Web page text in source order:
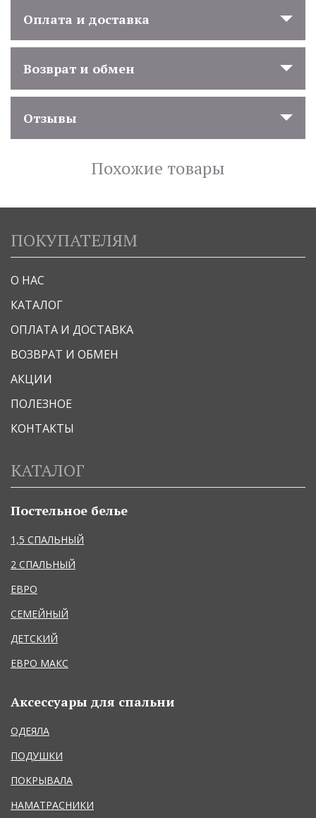
Оплата и доставка
Возврат и обмен
Отзывы
Похожие товары
ПОКУПАТЕЛЯМ
О НАС
КАТАЛОГ
ОПЛАТА И ДОСТАВКА
ВОЗВРАТ И ОБМЕН
АКЦИИ
ПОЛЕЗНОЕ
КОНТАКТЫ
КАТАЛОГ
Постельное белье
1,5 СПАЛЬНЫЙ
2 СПАЛЬНЫЙ
ЕВРО
СЕМЕЙНЫЙ
ДЕТСКИЙ
ЕВРО МАКС
Аксессуары для спальни
ОДЕЯЛА
ПОДУШКИ
ПОКРЫВАЛА
НАМАТРАСНИКИ